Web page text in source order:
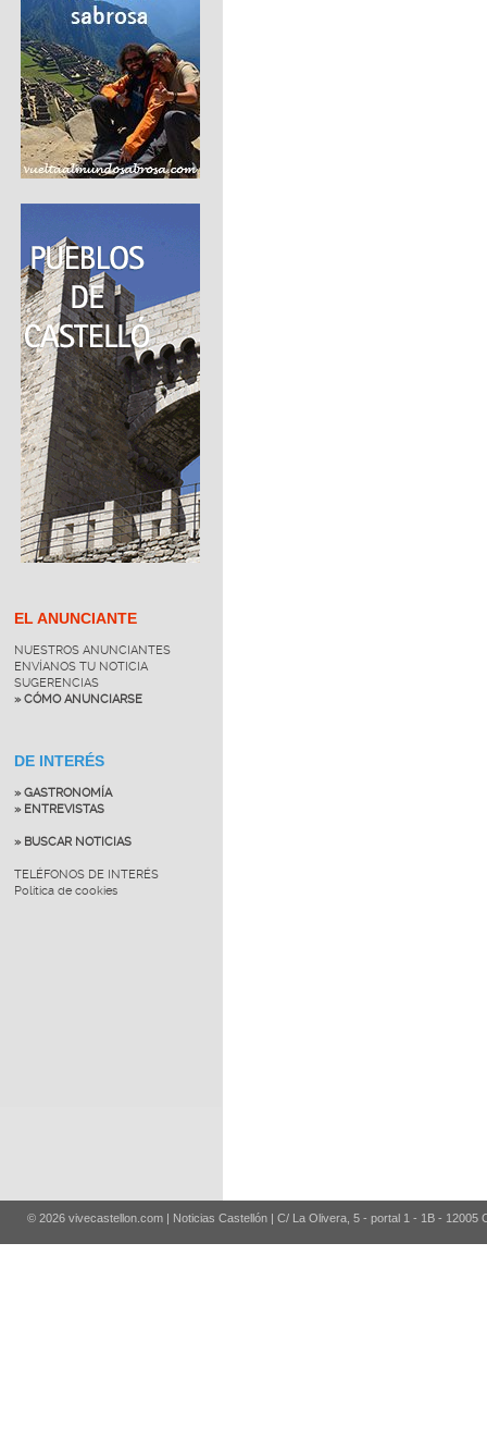
EL ANUNCIANTE
NUESTROS ANUNCIANTES
ENVÍANOS TU NOTICIA
SUGERENCIAS
» CÓMO ANUNCIARSE
DE INTERÉS
» GASTRONOMÍA
» ENTREVISTAS
» BUSCAR NOTICIAS
TELÉFONOS DE INTERÉS
Política de cookies
© 2026 vivecastellon.com | Noticias Castellón | C/ La Olivera, 5 - portal 1 - 1B - 12005